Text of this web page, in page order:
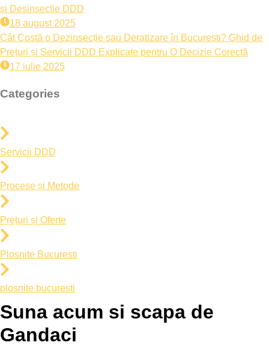
și Desinsectie DDD
18 august 2025
Cât Costă o Dezinsecție sau Deratizare în București? Ghid de
Prețuri și Servicii DDD Explicate pentru O Decizie Corectă
17 iulie 2025
Categories
Servicii DDD
Procese și Metode
Prețuri și Oferte
Plosnite Bucuresti
plosnite bucuresti
Suna acum si scapa de
Gandaci